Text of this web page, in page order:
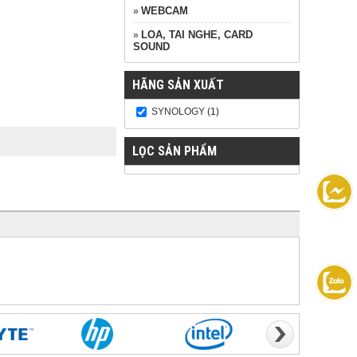
» WEBCAM
» LOA, TAI NGHE, CARD
SOUND
HÃNG SẢN XUẤT
SYNOLOGY (1)
LỌC SẢN PHẨM